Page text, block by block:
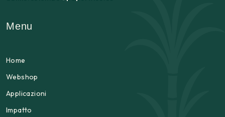
Menu
Home
Webshop
Applicazioni
Impatto